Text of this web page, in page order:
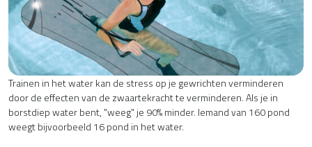
Trainen in het water kan de stress op je gewrichten verminderen
door de effecten van de zwaartekracht te verminderen. Als je in
borstdiep water bent, "weeg" je 90% minder. Iemand van 160 pond
weegt bijvoorbeeld 16 pond in het water.